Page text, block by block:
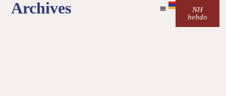
Archives
NH
hebdo